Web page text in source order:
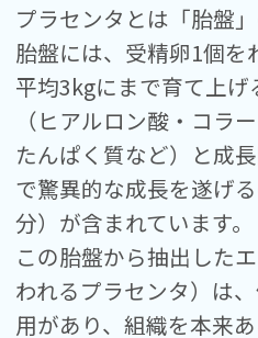
プラセンタとは「胎盤
胎盤には、受精卵1個を
平均3kgにまで育て上
（ヒアルロン酸・コラ
たんぱく質など）と成
で驚異的な成長を遂げ
分）が含まれています。
この胎盤から抽出した
われるプラセンタ）は
用があり、組織を本来